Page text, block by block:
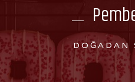
DOĞADAN